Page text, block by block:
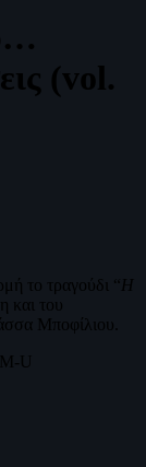
(vol.
το τραγούδι “Η
και του
Μποφίλιου.
U